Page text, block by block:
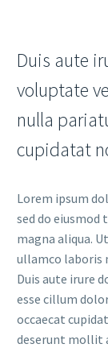
Duis aute
voluptate
nulla
cupidatat
Lorem ipsum
sed do
magna aliqua.
ullamco laboris
Duis aute irure
esse cillum
occaecat
deserunt mollit